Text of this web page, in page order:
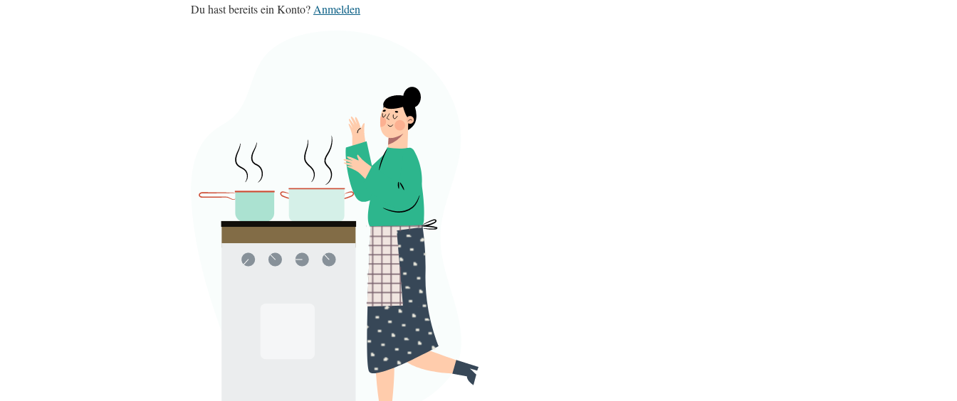
Du hast bereits ein Konto? Anmelden